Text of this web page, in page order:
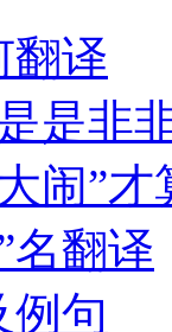
翻译
是非
闹”才
名翻译
例句